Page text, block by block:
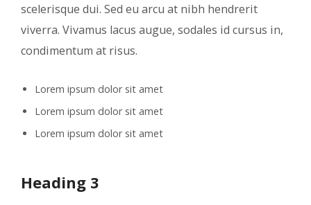
scelerisque dui. Sed eu arcu at nibh hendrerit
viverra. Vivamus lacus augue, sodales id cursus in,
condimentum at risus.
Lorem ipsum dolor sit amet
Lorem ipsum dolor sit amet
Lorem ipsum dolor sit amet
Heading 3